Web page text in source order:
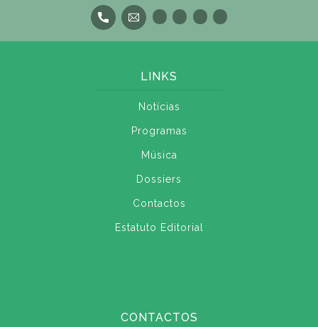
LINKS
Notícias
Programas
Música
Dossiers
Contactos
Estatuto Editorial
CONTACTOS